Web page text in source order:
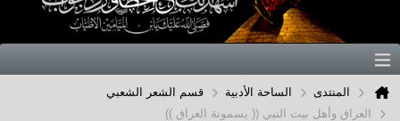
المنتدى الساحة الأدبية
قسم الشعر الشعبي
العراق وأهل بيت النبي (( يسمونة العراق ))